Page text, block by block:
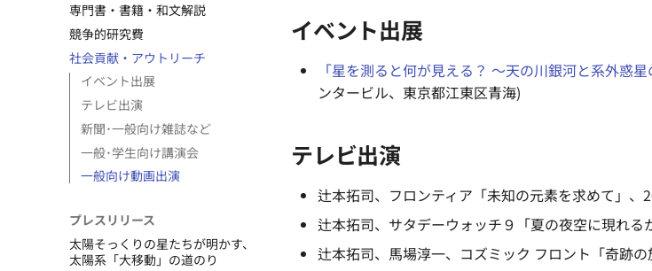
専門書・書籍・和文解説
競争的研究費
社会貢献・アウトリーチ
イベント出展
テレビ出演
新聞･一般向け雑誌など
一般･学生向け講演会
一般向け動画出演
プレスリリース
太陽そっくりの星たちが明かす、
太陽系「大移動」の道のり
イベント出展
「星を測ると何が見える？ 〜天の川銀河と系外惑星
ンタービル、東京都江東区青海)
テレビ出演
辻本拓司、 フロンティア「未知の元素を求めて」 、
辻本拓司、 サタデーウォッチ９「夏の夜空に現れる
辻本拓司、馬場淳一、 コズミック フロント「奇跡の